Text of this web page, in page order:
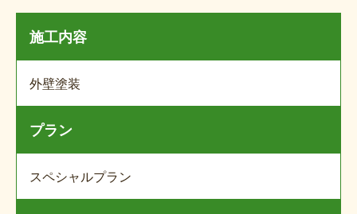
施工内容
外壁塗装
プラン
スペシャルプラン